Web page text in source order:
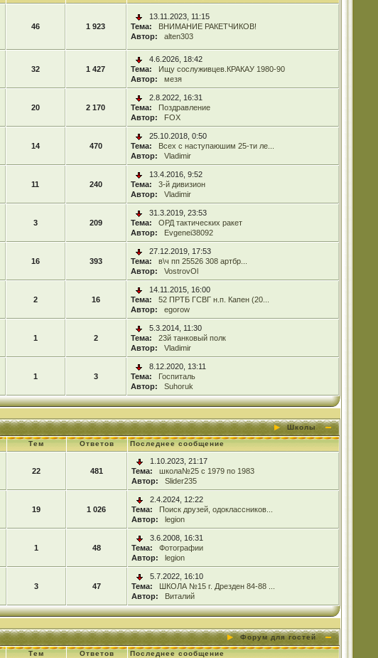
46 1 923
13.11.2023, 11:15
Тема:
ВНИМАНИЕ РАКЕТЧИКОВ!
Автор:
alten303
32 1 427
4.6.2026, 18:42
Тема:
Ищу сослуживцев.КРАКАУ 1980-90
Автор:
мезя
20 2 170
2.8.2022, 16:31
Тема:
Поздравление
Автор:
FOX
14 470
25.10.2018, 0:50
Тема:
Всех с наступаюшим 25-ти ле...
Автор:
Vladimir
11 240
13.4.2016, 9:52
Тема:
3-й дивизион
Автор:
Vladimir
3 209
31.3.2019, 23:53
Тема:
ОРД тактических ракет
Автор:
Evgenei38092
16 393
27.12.2019, 17:53
Тема:
в\ч пп 25526 308 артбр...
Автор:
VostrovOl
2 16
14.11.2015, 16:00
Тема:
52 ПРТБ ГСВГ н.п. Капен (20...
Автор:
egorow
1 2
5.3.2014, 11:30
Тема:
23й танковый полк
Автор:
Vladimir
1 3
8.12.2020, 13:11
Тема:
Госпиталь
Автор:
Suhoruk
Школы
Тем Ответов Последнее сообщение
22 481
1.10.2023, 21:17
Тема:
школа№25 с 1979 по 1983
Автор:
Slider235
19 1 026
2.4.2024, 12:22
Тема:
Поиск друзей, одоклассников...
Автор:
legion
1 48
3.6.2008, 16:31
Тема:
Фотографии
Автор:
legion
3 47
5.7.2022, 16:10
Тема:
ШКОЛА №15 г. Дрезден 84-88 ...
Автор:
Виталий
Форум для гостей
Тем Ответов Последнее сообщение